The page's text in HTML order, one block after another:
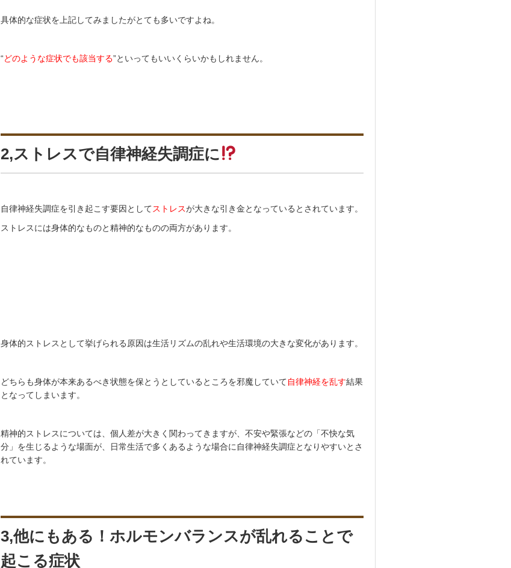
具体的な症状を上記してみましたがとても多いですよね。
“どのような症状でも該当する”といってもいいくらいかもしれません。
2,ストレスで自律神経失調症に
自律神経失調症を引き起こす要因としてストレスが大きな引き金となっているとされています。
ストレスには身体的なものと精神的なものの両方があります。
身体的ストレスとして挙げられる原因は生活リズムの乱れや生活環境の大きな変化があります。
どちらも身体が本来あるべき状態を保とうとしているところを邪魔していて自律神経を乱す結果
となってしまいます。
精神的ストレスについては、個人差が大きく関わってきますが、不安や緊張などの「不快な気
分」を生じるような場面が、日常生活で多くあるような場合に自律神経失調症となりやすいとさ
れています。
3,他にもある！ホルモンバランスが乱れることで
起こる症状